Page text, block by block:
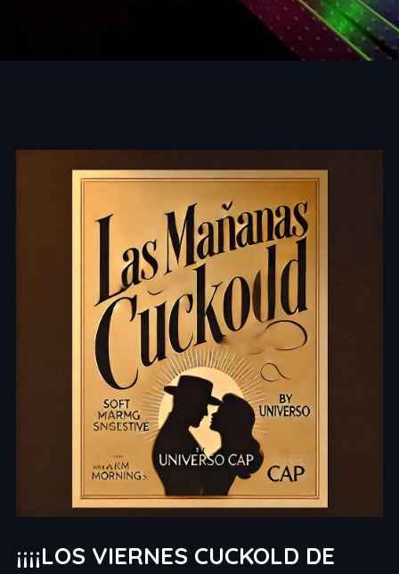
¡¡¡¡LOS VIERNES CUCKOLD DE